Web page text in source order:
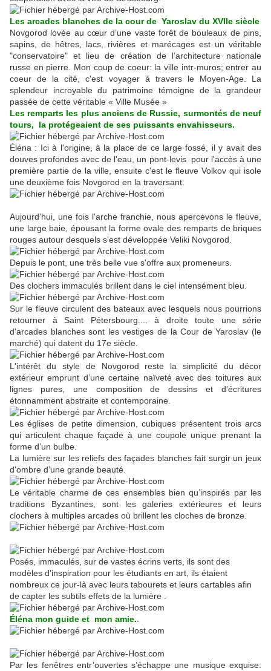
Les arcades blanches de la cour de Yaroslav du XVIIe siècle
Novgorod lovée au cœur d’une vaste forêt de bouleaux de pins,
sapins, de hêtres, lacs, rivières et marécages est un véritable
"conservatoire" et lieu de création de l’architecture nationale
russe en pierre. Mon coup de coeur: la ville intr-muros; entrer au
coeur de la cité, c'est voyager à travers le Moyen-Age. La
splendeur incroyable du patrimoine témoigne de la grandeur
passée de cette véritable « Ville Musée »
Les remparts les plus anciens de Russie, surmontés de neuf
tours, la protégeaient de ses puissants envahisseurs.
Éléna : Ici à l'origine, à la place de ce large fossé, il y avait des
douves profondes avec de l'eau, un pont-levis pour l'accès à une
première partie de la ville, ensuite c'est le fleuve Volkov qui isole
une deuxième fois Novgorod en la traversant.
Aujourd'hui, une fois l'arche franchie, nous apercevons le fleuve,
une large baie, épousant la forme ovale des remparts de briques
rouges autour desquels s’est développée Veliki Novgorod.
Depuis le pont, une très belle vue s'offre aux promeneurs.
Des clochers immaculés brillent dans le ciel intensément bleu.
Sur le fleuve circulent des bateaux avec lesquels nous pourrions
retourner à Saint Pétersbourg.... à droite toute une série
d'arcades blanches sont les vestiges de la Cour de Yaroslav (le
marché) qui datent du 17e siècle.
L'intérêt du style de Novgorod reste la simplicité du décor
extérieur emprunt d’une certaine naïveté avec des toitures aux
lignes pures, une composition de dessins et d’écritures
étonnamment abstraite et contemporaine.
Les églises de petite dimension, cubiques présentent trois arcs
qui articulent chaque façade à une coupole unique prenant la
forme d’un bulbe.
La lumière sur les reliefs des façades blanches fait surgir un jeux
d'ombre d’une grande beauté.
Le véritable charme de ces ensembles bien qu’inspirés par les
traditions Byzantines, sont les galeries extérieures et leurs
clochers à multiples arcades où brillent les cloches de bronze.
Posés, immaculés, sur de vastes écrins verts, ils sont des
modèles d’inspiration pour les étudiants en art, ils étaient
nombreux ce jour-là avec leurs tabourets et leurs cartables afin
de capter les subtils effets de la lumière .
Éléna mon guide et mon amie.
Par les fenêtres entr’ouvertes s’échappe une musique exquise: